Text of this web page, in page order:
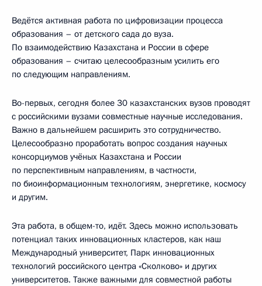
Ведётся активная работа по цифровизации процесса
образования – от детского сада до вуза.
По взаимодействию Казахстана и России в сфере
образования – считаю целесообразным усилить его
по следующим направлениям.
Во-первых, сегодня более 30 казахстанских вузов проводят
с российскими вузами совместные научные исследования.
Важно в дальнейшем расширить это сотрудничество.
Целесообразно проработать вопрос создания научных
консорциумов учёных Казахстана и России
по перспективным направлениям, в частности,
по биоинформационным технологиям, энергетике, космосу
и другим.
Эта работа, в общем-то, идёт. Здесь можно использовать
потенциал таких инновационных кластеров, как наш
Международный университет, Парк инновационных
технологий российского центра «Сколково» и других
университетов. Также важными для совместной работы